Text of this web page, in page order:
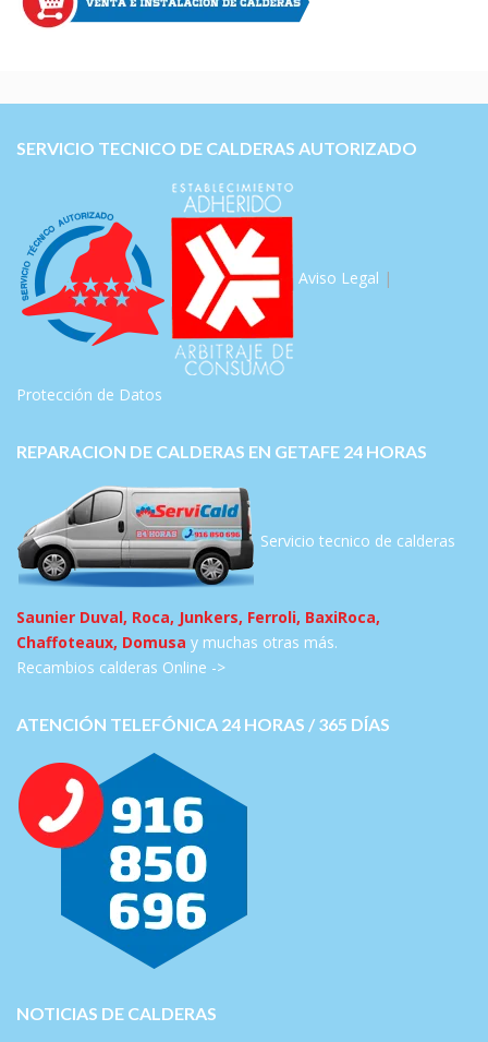
SERVICIO TECNICO DE CALDERAS AUTORIZADO
Aviso Legal |
Protección de Datos
REPARACION DE CALDERAS EN GETAFE 24 HORAS
Servicio tecnico de calderas
Saunier Duval, Roca, Junkers, Ferroli, BaxiRoca,
Chaffoteaux, Domusa y muchas otras más.
Recambios calderas Online ->
ATENCIÓN TELEFÓNICA 24 HORAS / 365 DÍAS
NOTICIAS DE CALDERAS